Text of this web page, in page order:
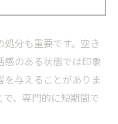
分も重要です。空き
感のある状態では印象
与えることがありま
、専門的に短期間で